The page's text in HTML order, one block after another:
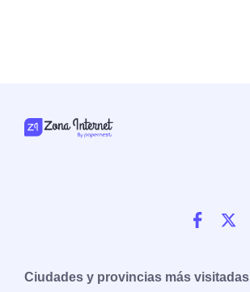
Ciudades y provincias más visitadas